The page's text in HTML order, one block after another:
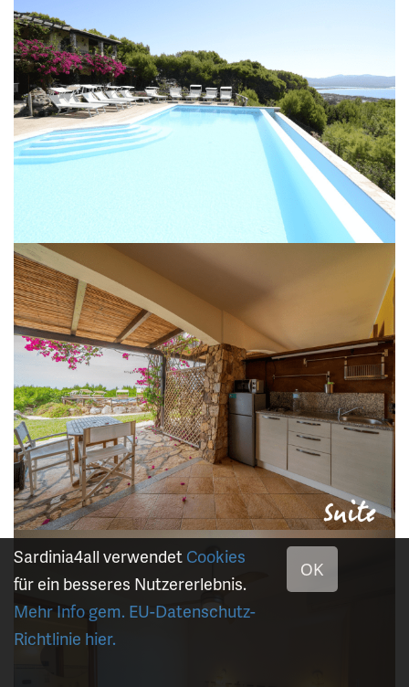
Sardinia4all verwendet Cookies
für ein besseres Nutzererlebnis.
Mehr Info gem. EU-Datenschutz-
Richtlinie hier.
OK